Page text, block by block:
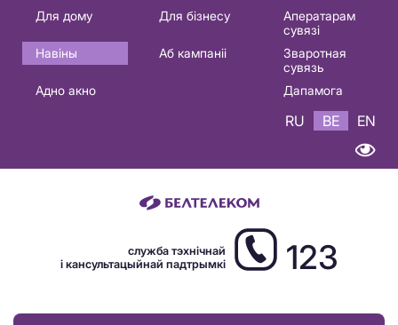
Основная
навигация
BE
Для дому Для бізнесу
Аператарам
сувязі
Навіны
Аб кампаніі
Зваротная
сувязь
Адно акно
Дапамога
RU BE EN
служба тэхнічнай
і кансультацыйнай падтрымкі
123